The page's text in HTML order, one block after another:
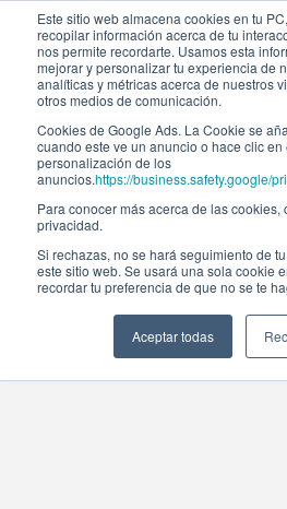
Este sitio web almacena cookies en tu
recopilar información acerca de tu
nos permite recordarte. Usamos esta
mejorar y personalizar tu experiencia de
analíticas y métricas acerca de nuestros
otros medios de comunicación.
Cookies de Google Ads. La Cookie se
cuando este ve un anuncio o hace clic en
personalización de los
anuncios.https://business.safety.google/
Para conocer más acerca de las
privacidad.
Si rechazas, no se hará seguimiento de
este sitio web. Se usará una sola cookie
recordar tu preferencia de que no se te
Aceptar todas